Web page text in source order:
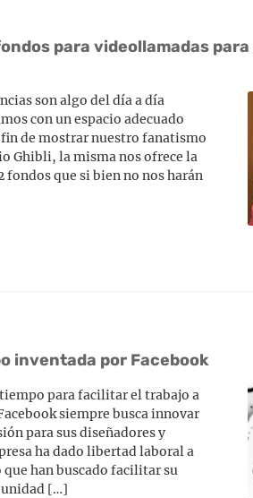
para videollamadas
son algo del día a día
con un espacio adecuado
de mostrar nuestro fanatismo
Ghibli, la misma nos ofrece la
fondos que si bien no nos harán
inventada por Facebook
para facilitar el trabajo a
siempre busca innovar
para sus diseñadores y
ha dado libertad laboral a
han buscado facilitar su
[…]